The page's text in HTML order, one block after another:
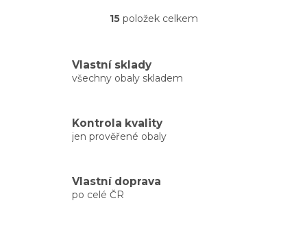
O
d
p
r
y
15položek celkem
Vlastní sklady
všechny obaly skladem
Kontrola kvality
jen prověřené obaly
Vlastní doprava
po celé ČR